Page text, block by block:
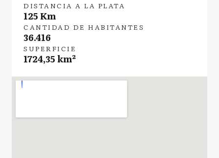
DISTANCIA A LA PLATA
125 Km
CANTIDAD DE HABITANTES
36.416
SUPERFICIE
1724,35 km²